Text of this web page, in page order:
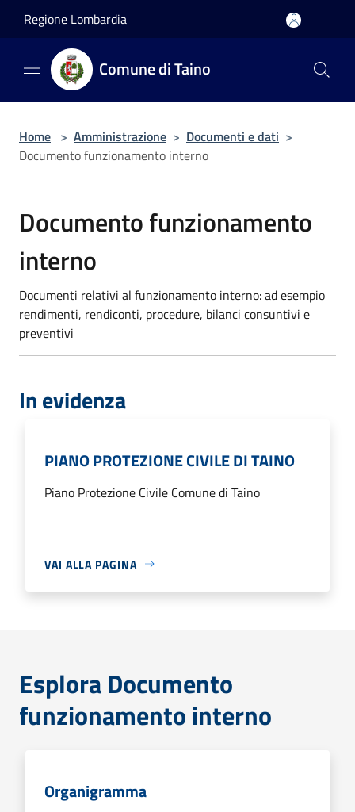
Regione Lombardia
Comune di Taino
Home > Amministrazione > Documenti e dati >
Documento funzionamento interno
Documento funzionamento
interno
Documenti relativi al funzionamento interno: ad esempio
rendimenti, rendiconti, procedure, bilanci consuntivi e
preventivi
In evidenza
PIANO PROTEZIONE CIVILE DI TAINO
Piano Protezione Civile Comune di Taino
VAI ALLA PAGINA
Esplora Documento
funzionamento interno
Organigramma